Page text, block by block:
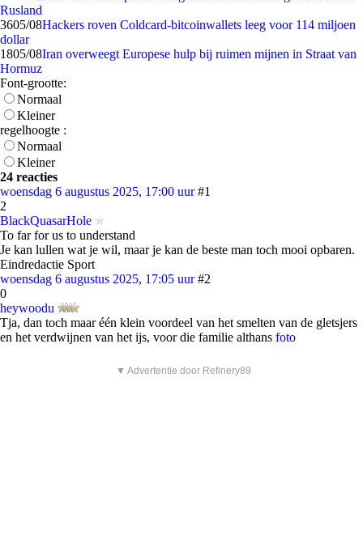
Rusland
3605/08Hackers roven Coldcard-bitcoinwallets leeg voor 114 miljoen
dollar
1805/08Iran overweegt Europese hulp bij ruimen mijnen in Straat van
Hormuz
Font-grootte:
Normaal
Kleiner
regelhoogte :
Normaal
Kleiner
24 reacties
woensdag 6 augustus 2025, 17:00 uur #1
2
BlackQuasarHole
To far for us to understand
Je kan lullen wat je wil, maar je kan de beste man toch mooi opbaren.
Eindredactie Sport
woensdag 6 augustus 2025, 17:05 uur #2
0
heywoodu
Tja, dan toch maar één klein voordeel van het smelten van de gletsjers
en het verdwijnen van het ijs, voor die familie althans foto
▼ Advertentie door Refinery89